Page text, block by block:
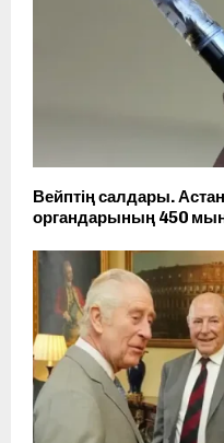
Вейптің салдары.
органдарының 450 мың